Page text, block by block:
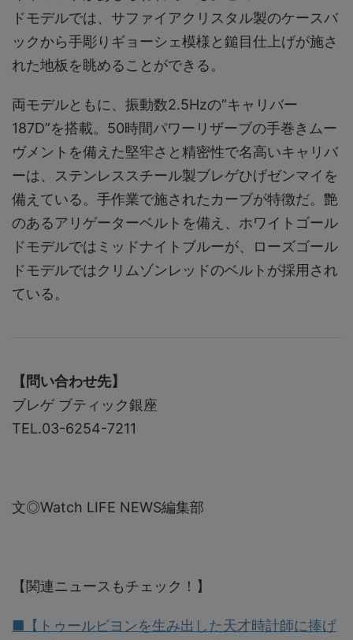
ドモデルでは、サファイアクリスタル製のケースバ
ックから手彫りギョーシェ模様と鎚目仕上げが施さ
れた地板を眺めることができる。
両モデルともに、振動数2.5Hzの“キャリバー
187D”を搭載。50時間パワーリザーブの手巻きムー
ヴメントを備えた堅牢さと精密性で名高いキャリバ
ーは、ステンレススチール製ブレゲひげゼンマイを
備えている。手作業で施されたカーブが特徴だ。艶
のあるアリゲーターベルトを備え、ホワイトゴール
ドモデルではミッドナイトブルーが、ローズゴール
ドモデルではクリムゾンレッドのベルトが採用され
ている。
【問い合わせ先】
ブレゲ ブティック銀座
TEL.03-6254-7211
文◎Watch LIFE NEWS編集部
【関連ニュースもチェック！】
■【トゥールビヨンを生み出した天才時計師に捧げ